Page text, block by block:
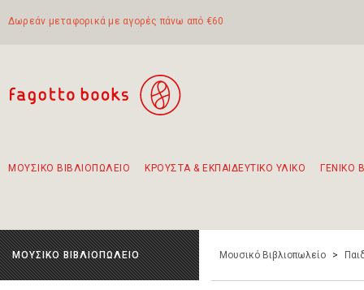
Δωρεάν μεταφορικά με αγορές πάνω από €60
ΜΟΥΣΙΚΟ ΒΙΒΛΙΟΠΩΛΕΙΟ ΚΡΟΥΣΤΑ & ΕΚΠΑΙΔΕΥΤΙΚΟ ΥΛΙΚΟ ΓΕΝΙΚΟ
ΜΟΥΣΙΚΟ ΒΙΒΛΙΟΠΩΛΕΙΟ Μουσικό Βιβλιοπωλείο >